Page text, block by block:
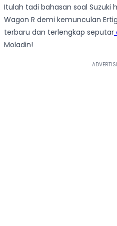
Itulah tadi bahasan soal Suzuki
Wagon R demi kemunculan
terbaru dan terlengkap seputar
Moladin!